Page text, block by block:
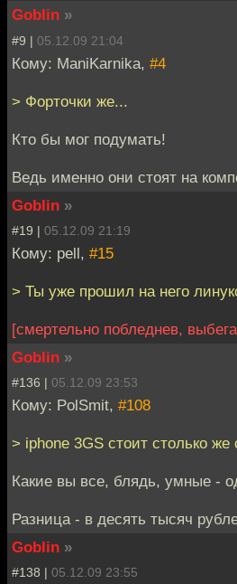
Goblin »
#9 | 05.12.09 21:04
Кому: ManiKarnika, #4
> Форточки же...
Кто бы мог подумать!
Ведь именно они стоят на
Goblin »
#19 | 05.12.09 21:19
Кому: pell, #15
> Ты уже прошил на него
[смертельно побледнев,
Goblin »
#136 | 05.12.09 23:53
Кому: PolSmit, #108
> iphone 3GS стоит столько же
Какие вы все, блядь, умные -
Разница - в десять тысяч
Goblin »
#138 | 05.12.09 23:55